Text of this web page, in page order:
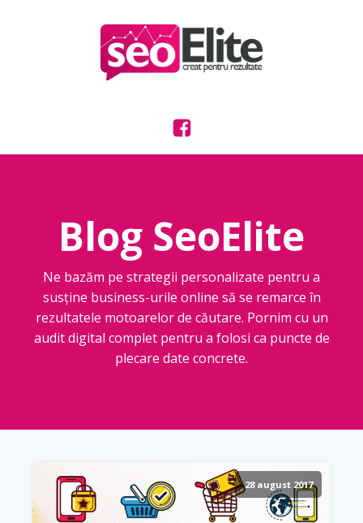
Blog SeoElite
Ne bazăm pe strategii personalizate pentru a
susține business-urile online să se remarce în
rezultatele motoarelor de căutare. Pornim cu un
audit digital complet pentru a folosi ca puncte de
plecare date concrete.
28 august 2017